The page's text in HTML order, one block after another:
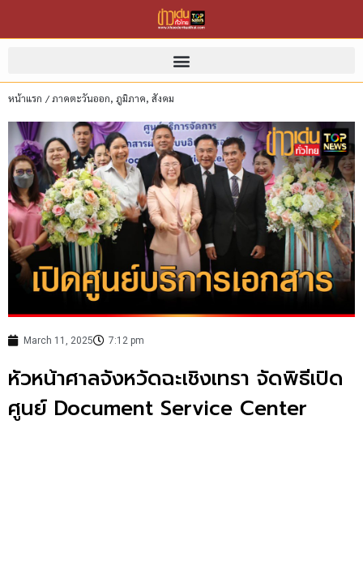
หน้าแรก /ภาคตะวันออก, ภูมิภาค, สังคม
March 11, 2025 7:12 pm
หัวหน้าศาลจังหวัดฉะเชิงเทรา จัดพิธีเปิด
ศูนย์ Document Service Center